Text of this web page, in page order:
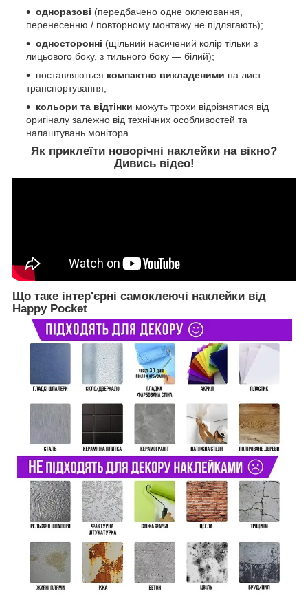
одноразові (передбачено одне оклеювання,
перенесенню / повторному монтажу не підлягають);
односторонні (щільний насичений колір тільки з
лицьового боку, з тильного боку ― білий);
поставляються компактно викладеними на лист
транспортування;
кольори та відтінки можуть трохи відрізнятися від
оригіналу залежно від технічних особливостей та
налаштувань монітора.
Як приклеїти новорічні наклейки на вікно?
Дивись відео!
Що таке інтер'єрні самоклеючі наклейки від
Happy Pocket